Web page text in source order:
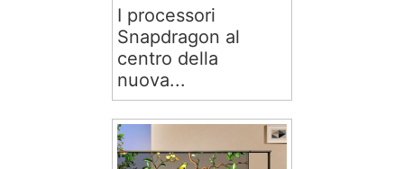
I processori
Snapdragon al
centro della
nuova...